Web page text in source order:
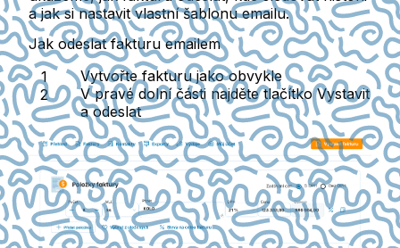
a jak si nastavit vlastní šablonu emailu.
Jak odeslat fakturu emailem
Vytvořte fakturu jako obvykle
V pravé dolní části najděte tlačítkoVystavit
a odeslat